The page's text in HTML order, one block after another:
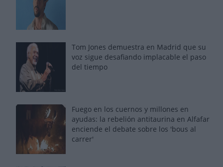
Tom Jones demuestra en Madrid que su
voz sigue desafiando implacable el paso
del tiempo
Fuego en los cuernos y millones en
ayudas: la rebelión antitaurina en Alfafar
enciende el debate sobre los 'bous al
carrer'